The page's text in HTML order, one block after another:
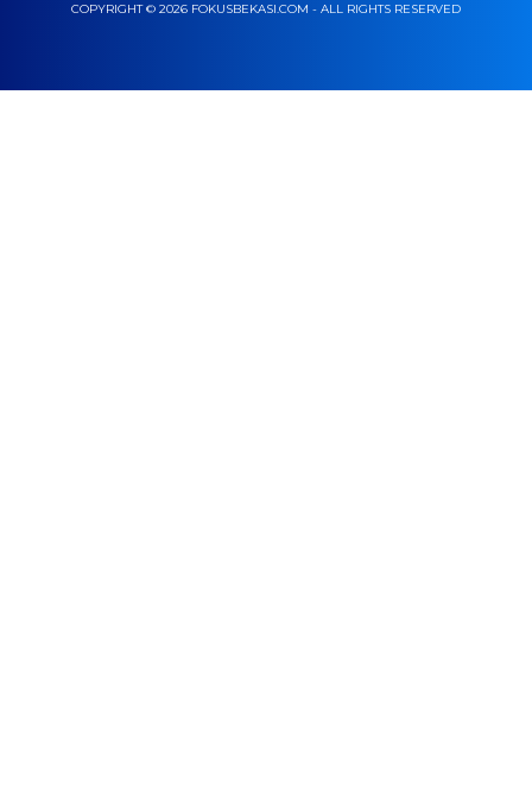
COPYRIGHT © 2026 FOKUSBEKASI.COM - ALL RIGHTS RESERVED